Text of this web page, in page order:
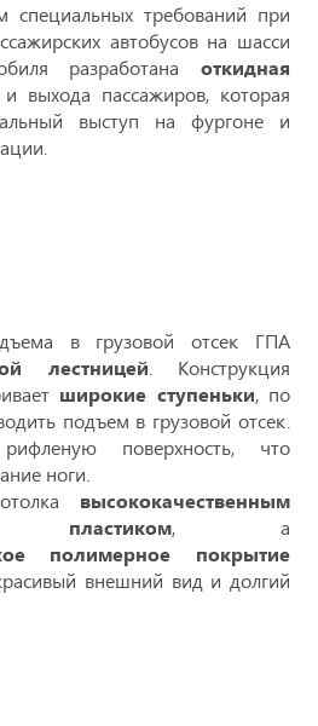
специальных требований при
автобусов на шасси
разработана откидная
выхода пассажиров, которая
выступ на фургоне и
в грузовой отсек ГПА
лестницей. Конструкция
широкие ступеньки, по
подъем в грузовой отсек.
поверхность, что
ноги.
высококачественным
пластиком, а
полимерное покрытие
внешний вид и долгий